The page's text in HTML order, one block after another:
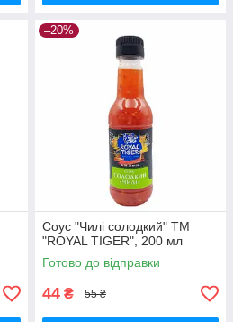
–20%
Соус "Чилі солодкий" ТМ
"ROYAL TIGER", 200 мл
Готово до відправки
44 ₴ 55 ₴